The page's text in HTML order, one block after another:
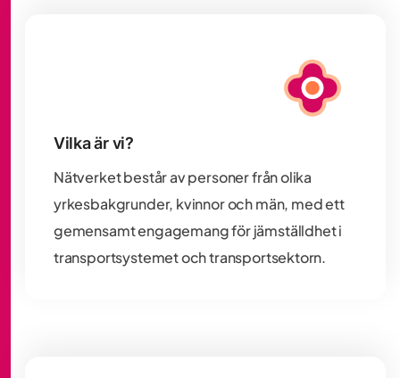
Vilka är vi?
Nätverket består av personer från olika
yrkesbakgrunder, kvinnor och män, med ett
gemensamt engagemang för jämställdhet i
transportsystemet och transportsektorn.